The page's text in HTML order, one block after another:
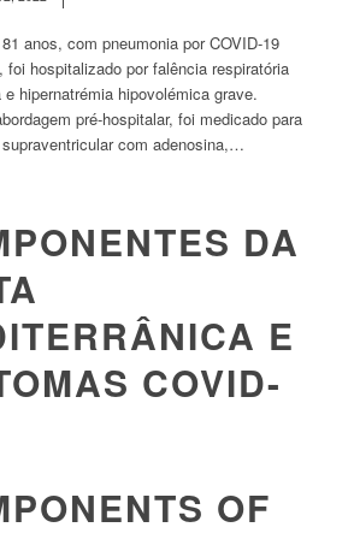
anos, com pneumonia por COVID-19
foi hospitalizado por falência respiratória
e hipernatrémia hipovolémica grave.
pré-hospitalar, foi medicado para
com adenosina,…
DA
E
COVID-
OF